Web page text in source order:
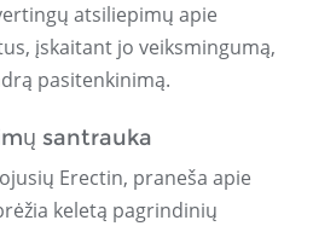
atsiliepimų apie
įskaitant jo veiksmingumą,
pasitenkinimą.
santrauka
Erectin, praneša apie
keletą pagrindinių